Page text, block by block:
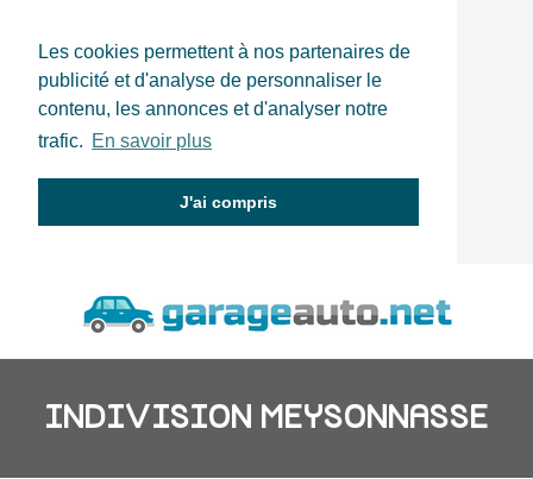
Les cookies permettent à nos partenaires de
publicité et d'analyse de personnaliser le
contenu, les annonces et d'analyser notre
trafic. En savoir plus
J'ai compris
INDIVISION MEYSONNASSE